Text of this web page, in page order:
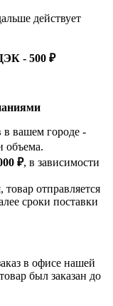
действует
- 500 ₽
в вашем городе -
объема.
₽, в зависимости
, товар отправляется
сроки поставки
в офисе нашей
был заказан до